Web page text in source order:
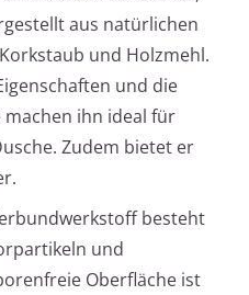
aus natürlichen
und Holzmehl.
und die
ihn ideal für
Zudem bietet er
besteht
und
Oberfläche ist